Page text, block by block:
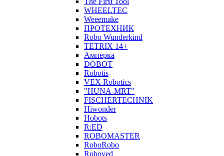
WHEELTEC
Weeemake
ПРОТЕХНИК
Robo Wunderkind
TETRIX 14+
Амперка
DOBOT
Robotis
VEX Robotics
"HUNA-MRT"
FISCHERTECHNIK
Hiwonder
Hobots
R:ED
ROBOMASTER
RoboRobo
Roboved